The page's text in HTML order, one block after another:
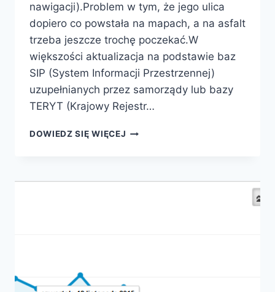
nawigacji).Problem w tym, że jego ulica
dopiero co powstała na mapach, a na asfalt
trzeba jeszcze trochę poczekać.W
większości aktualizacja na podstawie baz
SIP (System Informacji Przestrzennej)
uzupełnianych przez samorządy lub bazy
TERYT (Krajowy Rejestr…
DOWIEDZ SIĘ WIĘCEJ JAK
NAZWĘ